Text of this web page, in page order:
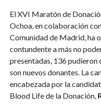
El XVI Maratón de
Ochoa, en colaboración
Comunidad de Madrid, ha
contundente a más no
presentadas, 136 pudieron
son nuevos donantes. La
encabezada por la
Blood Life de la Donación,